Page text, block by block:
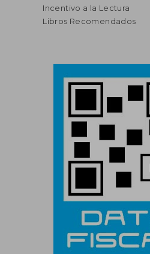
Incentivo a la Lectura
Libros Recomendados